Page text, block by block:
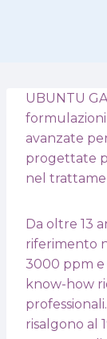
UBUNTU
avanzate
progettate
nel
Da oltre 13
riferimento
3000 ppm e
know-how
risalgono al